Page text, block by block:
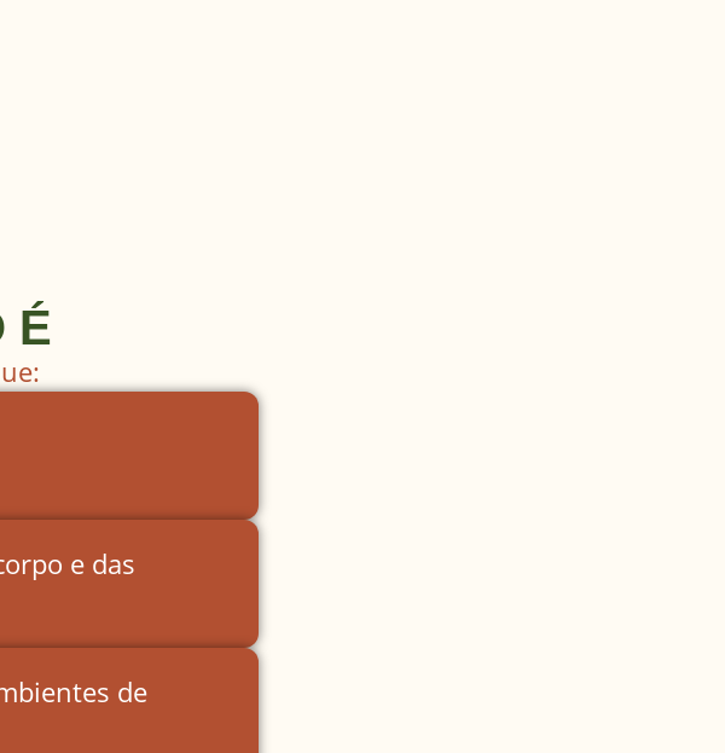
É
e das
de